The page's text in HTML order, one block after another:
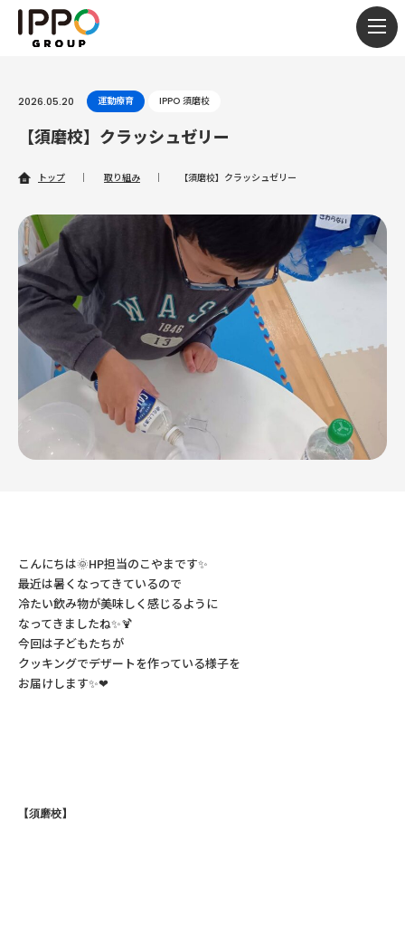
2026.05.20 運動療育 IPPO 須磨校
【須磨校】クラッシュゼリー
トップ ｜ 取り組み ｜ 【須磨校】クラッシュゼリー
こんにちは🌞HP担当のこやまです✨
最近は暑くなってきているので
冷たい飲み物が美味しく感じるように
なってきましたね✨🍹
今回は子どもたちが
クッキングでデザートを作っている様子を
お届けします✨❤
【須磨校】